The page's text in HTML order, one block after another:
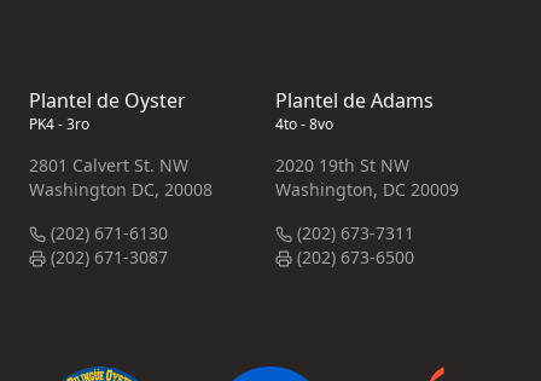
Plantel de Oyster
PK4 - 3ro
2801 Calvert St. NW
Washington DC, 20008
(202) 671-6130
(202) 671-3087
Plantel de Adams
4to - 8vo
2020 19th St NW
Washington, DC 20009
(202) 673-7311
(202) 673-6500